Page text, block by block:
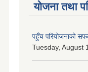
योजना तथा
पहुँच परियोजनाको
Tuesday, August